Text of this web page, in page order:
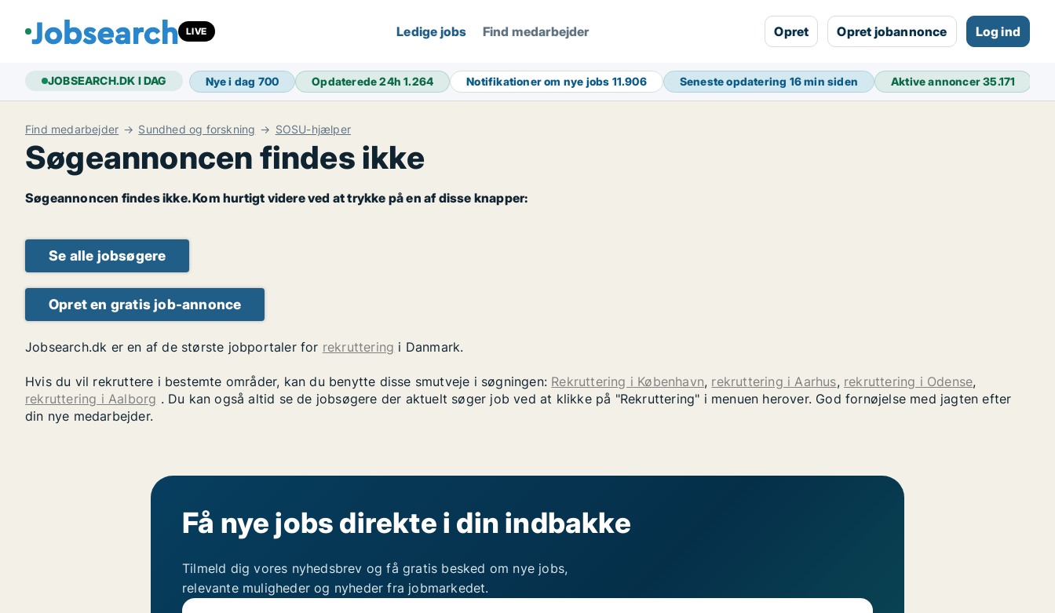
LIVE Ledige jobs Find medarbejder Opret Opret jobannonce Log ind
JOBSEARCH.DK I DAG Nye i dag 700 Opdaterede 24h1.264 Notifikationer om nye jobs 11.906 Seneste opdatering 16 min siden Aktive annoncer35.171
Find medarbejder Sundhed og forskning SOSU-hjælper
Søgeannoncen findes ikke
Søgeannoncen findes ikke. Kom hurtigt videre ved at trykke på en af disse knapper:
Se alle jobsøgere
Opret en gratis job-annonce
Jobsearch.dk er en af de største jobportaler for rekruttering i Danmark.
Hvis du vil rekruttere i bestemte områder, kan du benytte disse smutveje i søgningen: Rekruttering i København, rekruttering i Aarhus, rekruttering i Odense,
rekruttering i Aalborg . Du kan også altid se de jobsøgere der aktuelt søger job ved at klikke på "Rekruttering" i menuen herover. God fornøjelse med jagten efter
din nye medarbejder.
Få nye jobs direkte i din indbakke
Tilmeld dig vores nyhedsbrev og få gratis besked om nye jobs,
relevante muligheder og nyheder fra jobmarkedet.